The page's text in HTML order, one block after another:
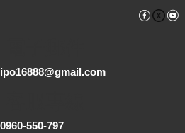
ipo16888@gmail.com
0960-550-797